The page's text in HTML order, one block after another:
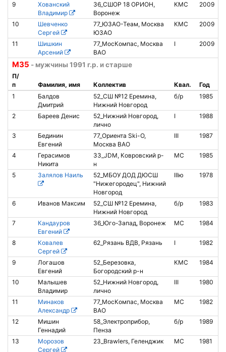
9
Хованский
Владимир
36_СШОР 18 ОРИОН,
Воронеж
КМС 2009
10
Шевченко
Сергей
77_ЮЗАО-Теам, Москва
ЮЗАО
КМС 2009
11
Шишкин
Арсений
77_МосКомпас, Москва
ВАО
I 2009
М35 - мужчины 1991 г.р. и старше
П/
п
Фамилия, имя Коллектив Квал. Год
1
Балдов
Дмитрий
52_СШ №12 Еремина,
Нижний Новгород
б/р 1985
2 Бареев Денис
52_Нижний Новгород,
лично
I 1988
3
Бединин
Евгений
77_Ориента Ski-O,
Москва ВАО
III 1987
4
Герасимов
Никита
33_JDM, Ковровский р-
н
МС 1985
5 Залялов Наиль
52_МБОУ ДОД ДЮСШ
"Нижегородец", Нижний
Новгород
IIIю 1978
6 Иванов Максим
52_СШ №12 Еремина,
Нижний Новгород
б/р 1983
7
Кандауров
Евгений
36_Юго-Запад, Воронеж МС 1984
8
Ковалев
Сергей
62_Рязань ВДВ, Рязань I 1982
9
Логашов
Евгений
52_Березовка,
Богородский р-н
КМС 1984
10
Малышев
Владимир
52_Нижний Новгород,
лично
III 1980
11
Минаков
Александр
77_МосКомпас, Москва
ВАО
МС 1982
12
Мишин
Геннадий
58_Электроприбор,
Пенза
б/р 1989
13
Морозов
Сергей
23_Brawlers, Геленджик МС 1981